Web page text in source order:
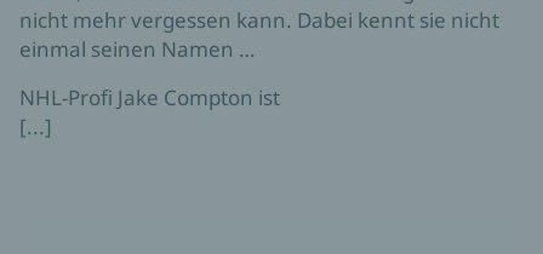
nicht mehr vergessen kann. Dabei kennt sie nicht
einmal seinen Namen …
NHL-Profi Jake Compton ist
[...]